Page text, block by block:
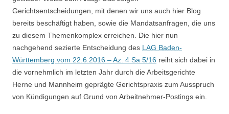
Gerichtsentscheidungen, mit denen wir uns auch hier Blog
bereits beschäftigt haben, sowie die Mandatsanfragen, die uns
zu diesem Themenkomplex erreichen. Die hier nun
nachgehend sezierte Entscheidung des LAG Baden-
Württemberg vom 22.6.2016 – Az. 4 Sa 5/16 reiht sich dabei in
die vornehmlich im letzten Jahr durch die Arbeitsgerichte
Herne und Mannheim geprägte Gerichtspraxis zum Ausspruch
von Kündigungen auf Grund von Arbeitnehmer-Postings ein.